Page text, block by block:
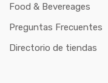
Food & Bevereages
Preguntas Frecuentes
Directorio de tiendas